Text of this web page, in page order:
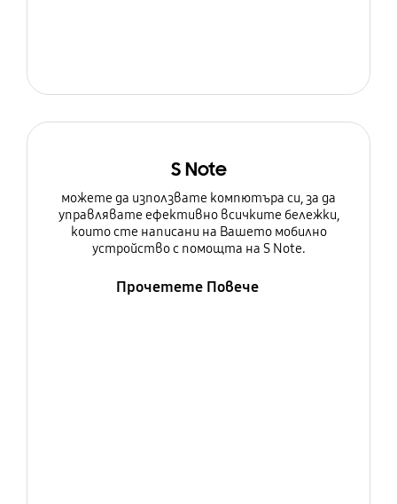
S Note
можете да използвате компютъра си, за да
управлявате ефективно всичките бележки,
които сте написани на Вашето мобилно
устройство с помощта на S Note.
Прочетете Повече